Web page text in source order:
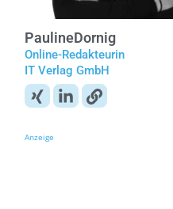
PaulineDornig
Online-Redakteurin
IT Verlag GmbH
Anzeige